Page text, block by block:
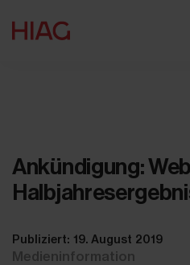
Ankündigung:
Publiziert: 19. August 2019
Medieninformation